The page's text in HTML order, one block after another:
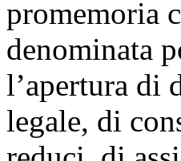
promemoria
denominata
l’apertura di
legale, di